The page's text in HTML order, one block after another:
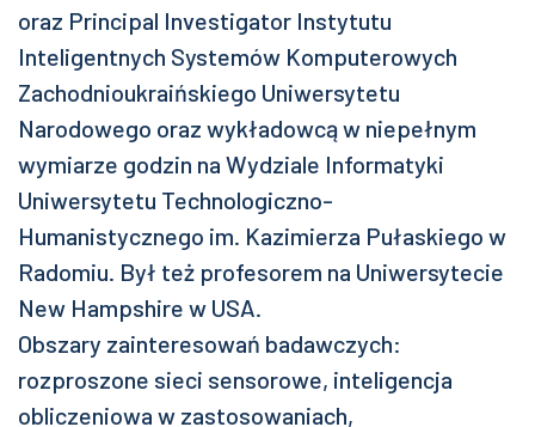
oraz Principal Investigator Instytutu
Inteligentnych Systemów Komputerowych
Zachodnioukraińskiego Uniwersytetu
Narodowego oraz wykładowcą w niepełnym
wymiarze godzin na Wydziale Informatyki
Uniwersytetu Technologiczno-
Humanistycznego im. Kazimierza Pułaskiego w
Radomiu. Był też profesorem na Uniwersytecie
New Hampshire w USA.
Obszary zainteresowań badawczych:
rozproszone sieci sensorowe, inteligencja
obliczeniowa w zastosowaniach,